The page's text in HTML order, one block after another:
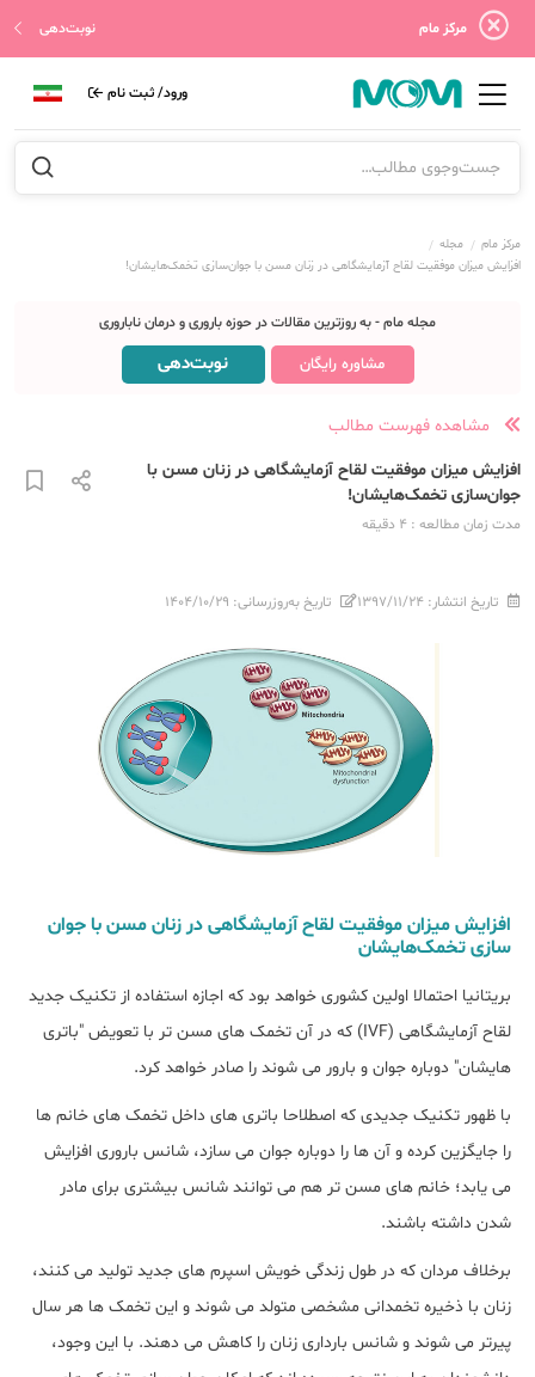
مرکز مام نوبت‌دهی
ورود/ ثبت نام
مرکز مام
مجله
افزایش میزان موفقیت لقاح آزمایشگاهی در زنان مسن با جوان‌سازی تخمک‌‌هایشان!
مجله مام - به روزترین مقالات در حوزه باروری و درمان ناباروری
مشاوره رایگان نوبت‌دهی
مشاهده فهرست مطالب
افزایش میزان موفقیت لقاح آزمایشگاهی در زنان مسن با
جوان‌سازی تخمک‌‌هایشان!
مدت زمان مطالعه : 4 دقیقه
تاریخ انتشار: ۱۳۹۷/۱۱/۲۴ تاریخ به‌روزرسانی: ۱۴۰۴/۱۰/۲۹
افزایش میزان موفقیت لقاح آزمایشگاهی در زنان مسن با جوان
سازی تخمک‌‌هایشان
بریتانیا احتمالا اولین کشوری خواهد بود که اجازه استفاده از تکنیک جدید
لقاح آزمایشگاهی (IVF) که در آن تخمک های مسن تر با تعویض "باتری
هایشان" دوباره جوان و بارور می شوند را صادر خواهد کرد.
با ظهور تکنیک جدیدی که اصطلاحا باتری های داخل تخمک های خانم ها
را جایگزین کرده و آن ها را دوباره جوان می سازد، شانس باروری افزایش
می یابد؛ خانم های مسن تر هم می توانند شانس بیشتری برای مادر
شدن داشته باشند.
برخلاف مردان که در طول زندگی خویش اسپرم های جدید تولید می کنند،
زنان با ذخیره تخمدانی مشخصی متولد می شوند و این تخمک ها هر سال
پیرتر می شوند و شانس بارداری زنان را کاهش می دهند. با این وجود،